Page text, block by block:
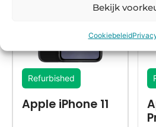
Bekijk
Cookiebeleid
Refurbished
Apple iPhone 11